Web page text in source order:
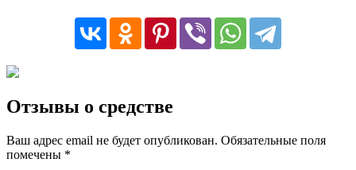
Отзывы о средстве
Ваш адрес email не будет опубликован. Обязательные поля
помечены *